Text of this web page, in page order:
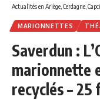
Actualités en Ariège, Cerdagne,
MARIONNETTES
Saverdun :
marionnette
recyclés –